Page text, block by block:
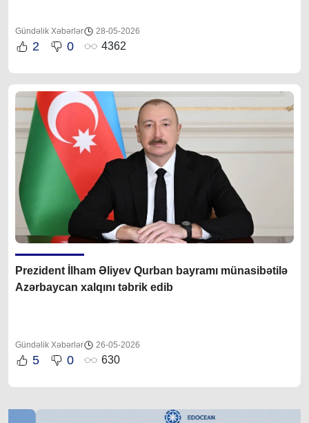
Gündəlik Xəbərlər 28-05-2026
2 0 4362
Prezident İlham Əliyev Qurban bayramı münasibətilə
Azərbaycan xalqını təbrik edib
Gündəlik Xəbərlər 26-05-2026
5 0 630